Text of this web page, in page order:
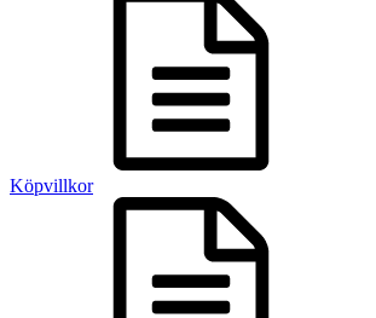
Köpvillkor